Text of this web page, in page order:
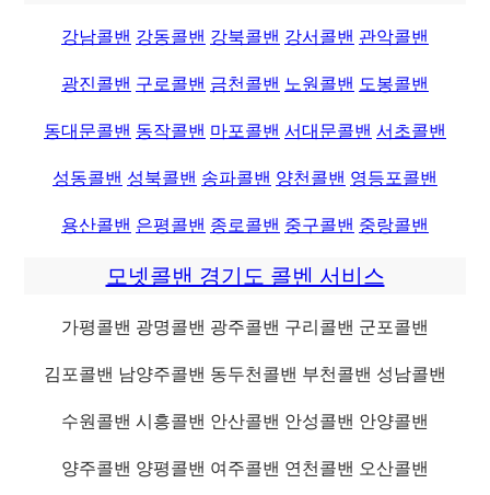
강남콜밴 강동콜밴 강북콜밴 강서콜밴 관악콜밴
광진콜밴 구로콜밴 금천콜밴 노원콜밴 도봉콜밴
동대문콜밴 동작콜밴 마포콜밴 서대문콜밴 서초콜밴
성동콜밴 성북콜밴 송파콜밴 양천콜밴 영등포콜밴
용산콜밴 은평콜밴 종로콜밴 중구콜밴 중랑콜밴
모넷콜밴 경기도 콜벤 서비스
가평콜밴 광명콜밴 광주콜밴 구리콜밴 군포콜밴
김포콜밴 남양주콜밴 동두천콜밴 부천콜밴 성남콜밴
수원콜밴 시흥콜밴 안산콜밴 안성콜밴 안양콜밴
양주콜밴 양평콜밴 여주콜밴 연천콜밴 오산콜밴